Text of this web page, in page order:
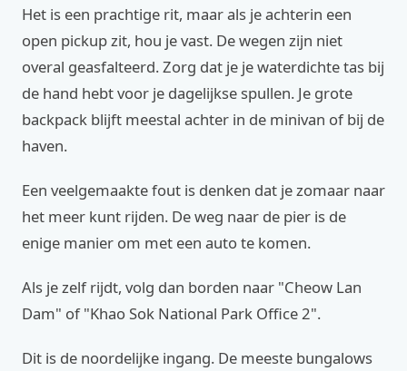
Het is een prachtige rit, maar als je achterin een
open pickup zit, hou je vast. De wegen zijn niet
overal geasfalteerd. Zorg dat je je waterdichte tas bij
de hand hebt voor je dagelijkse spullen. Je grote
backpack blijft meestal achter in de minivan of bij de
haven.
Een veelgemaakte fout is denken dat je zomaar naar
het meer kunt rijden. De weg naar de pier is de
enige manier om met een auto te komen.
Als je zelf rijdt, volg dan borden naar "Cheow Lan
Dam" of "Khao Sok National Park Office 2".
Dit is de noordelijke ingang. De meeste bungalows